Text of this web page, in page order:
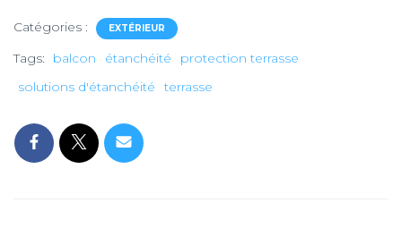
Catégories : EXTÉRIEUR
Tags: balcon étanchéité
protection terrasse
solutions d'étanchéité
terrasse